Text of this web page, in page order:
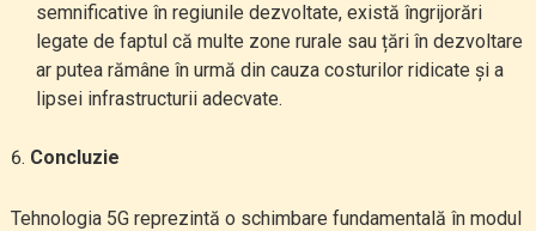
semnificative în regiunile dezvoltate, există îngrijorări
legate de faptul că multe zone rurale sau țări în dezvoltare
ar putea rămâne în urmă din cauza costurilor ridicate și a
lipsei infrastructurii adecvate.
Concluzie
Tehnologia 5G reprezintă o schimbare fundamentală în modul